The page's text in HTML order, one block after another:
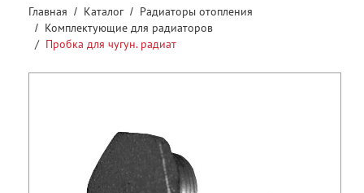
Главная Каталог
Радиаторы отопления
Комплектующие для радиаторов
Пробка для чугун. радиат